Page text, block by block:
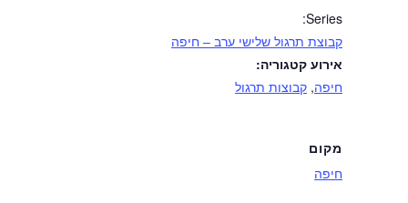
Series:
קבוצת תרגול שלישי ערב – חיפה
אירוע קטגוריה:
חיפה, קבוצות תרגול
מקום
חיפה